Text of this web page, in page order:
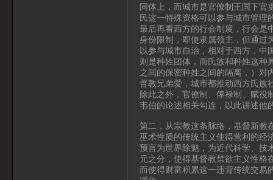
同体上，而城市是官僚制王国下官
民这一特殊资格可以参与城市管理
最后再看西方的行会制度，行会是
身份限制，即使隶属领主，但通过
以参与城市自治，相对于西方，中
则是种姓团体，而氏族和种姓这种
之间的保密种姓之间的隔离，）对
督教兄弟爱，城市都推动西方氏族
除此之外，官僚制、俸禄制、赋役
韦伯的论述相关勾连，以此讲述他
第二，从宗教这条脉络，基督新教
巫术性质的传统主义使得营利的经
预言为世界除魅，为近代科学、技
元之分，使得基督教禁欲主义性格
而使得财富积累这一违背传统交易